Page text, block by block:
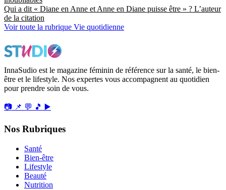
Qui a dit « Diane en Anne et Anne en Diane puisse être » ? L’auteur
de la citation
Voir toute la rubrique Vie quotidienne
InnaSudio est le magazine féminin de référence sur la santé, le bien-
être et le lifestyle. Nos expertes vous accompagnent au quotidien
pour prendre soin de vous.
📷 📌 💬 🎵 ▶️
Nos Rubriques
Santé
Bien-être
Lifestyle
Beauté
Nutrition